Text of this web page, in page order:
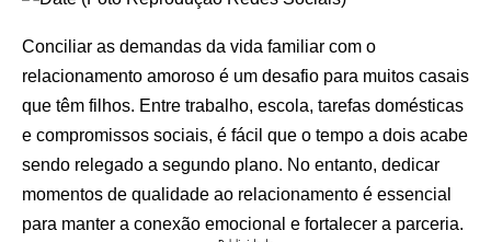
Conciliar as demandas da vida familiar com o
relacionamento amoroso é um desafio para muitos casais
que têm filhos. Entre trabalho, escola, tarefas domésticas
e compromissos sociais, é fácil que o tempo a dois acabe
sendo relegado a segundo plano. No entanto, dedicar
momentos de qualidade ao relacionamento é essencial
para manter a conexão emocional e fortalecer a parceria.